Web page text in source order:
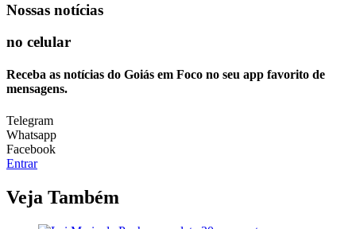
Nossas notícias
no celular
Receba as notícias do Goiás em Foco no seu app favorito de
mensagens.
Telegram
Whatsapp
Facebook
Entrar
Veja Também